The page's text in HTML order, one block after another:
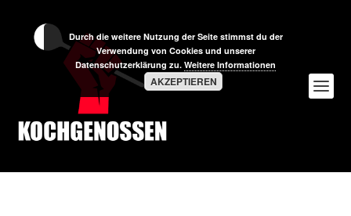
Durch die weitere Nutzung der Seite stimmst du der
Verwendung von Cookies und unserer
Datenschutzerklärung zu. Weitere Informationen
AKZEPTIEREN